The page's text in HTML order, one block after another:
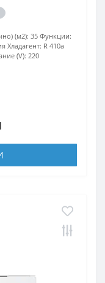
(м2): 35 Функции:
Хладагент: R 410a
(V): 220